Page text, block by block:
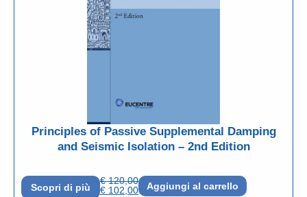
Principles of Passive Supplemental Damping
and Seismic Isolation – 2nd Edition
Scopri di più
€120,00
€ 102,00 Aggiungi al carrello